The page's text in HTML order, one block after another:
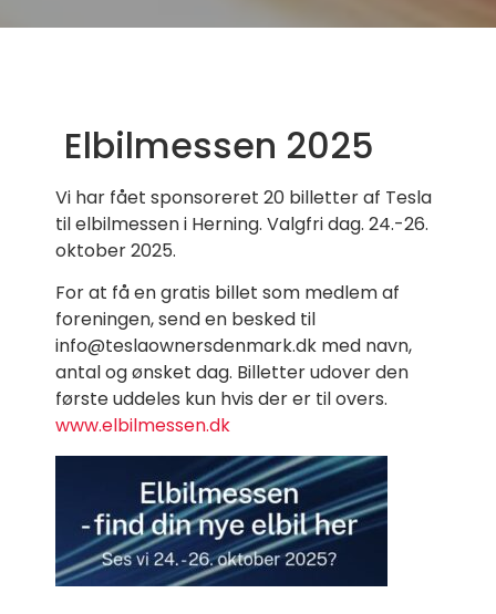
Elbilmessen 2025
Vi har fået sponsoreret 20 billetter af Tesla
til elbilmessen i Herning. Valgfri dag. 24.-26.
oktober 2025.
For at få en gratis billet som medlem af
foreningen, send en besked til
info@teslaownersdenmark.dk med navn,
antal og ønsket dag. Billetter udover den
første uddeles kun hvis der er til overs.
www.elbilmessen.dk